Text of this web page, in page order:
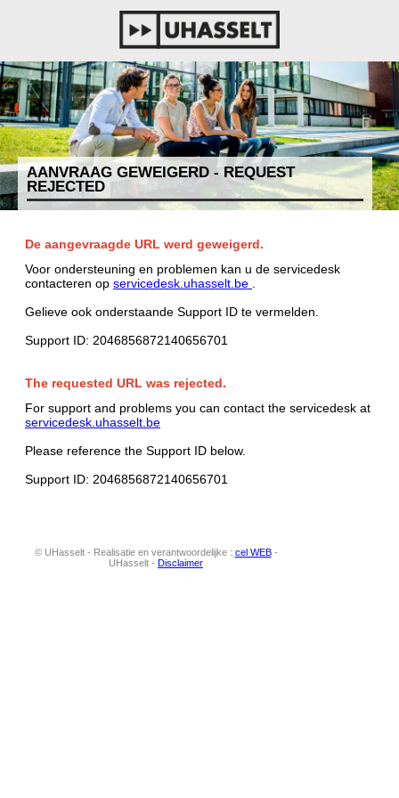
AANVRAAG GEWEIGERD - REQUEST
REJECTED
De aangevraagde URL werd geweigerd.
Voor ondersteuning en problemen kan u de servicedesk
contacteren op servicedesk.uhasselt.be
Gelieve ook onderstaande Support ID te vermelden.
Support ID: 2046856872140656701
The requested URL was rejected.
For support and problems you can contact the servicedesk at
servicedesk.uhasselt.be
Please reference the Support ID below.
Support ID: 2046856872140656701
© UHasselt - Realisatie en verantwoordelijke : cel WEB-
UHasselt - Disclaimer